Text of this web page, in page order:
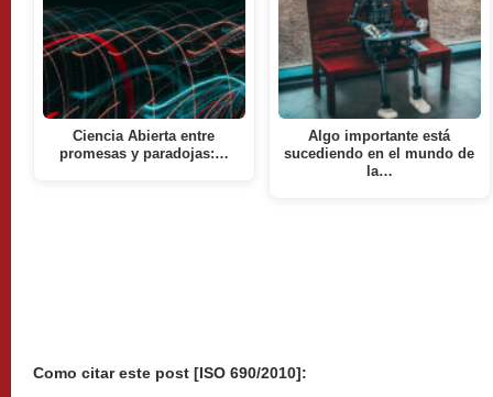
Ciencia Abierta entre
promesas y paradojas:…
Algo importante está
sucediendo en el mundo de
la…
Como citar este post [ISO 690/2010]: